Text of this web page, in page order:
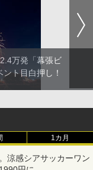
万発「幕張ビ
ト目白押し！
1カ月
涼感シアサッカーワン